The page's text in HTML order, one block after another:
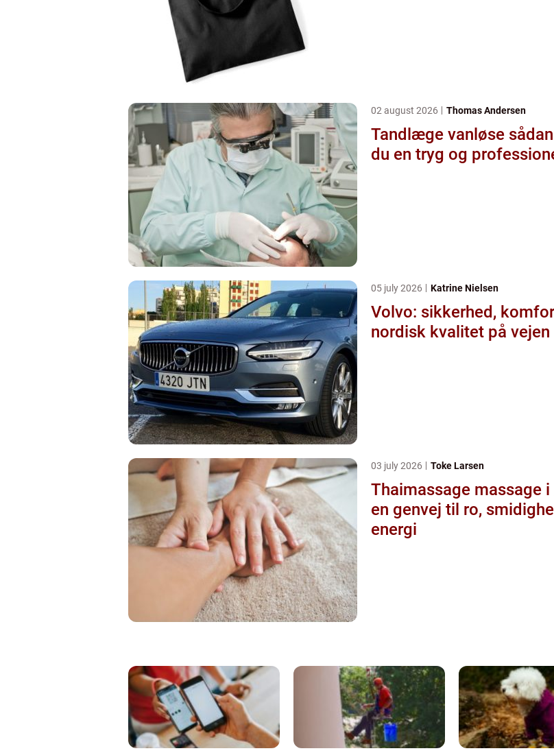
02 august 2026 Thomas Andersen
Tandlæge vanløse sådan finder
du en tryg og
05 july 2026 Katrine Nielsen
Volvo: sikkerhed,
nordisk kvalitet på vejen
03 july 2026 Toke Larsen
Thaimassage massage i
en genvej til ro,
energi